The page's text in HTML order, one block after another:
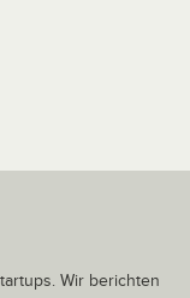
Wir berichten